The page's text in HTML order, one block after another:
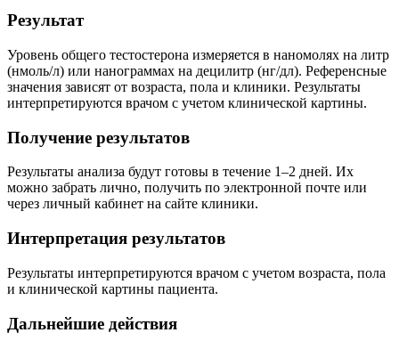
Результат
Уровень общего тестостерона измеряется в наномолях на литр
(нмоль/л) или нанограммах на децилитр (нг/дл). Референсные
значения зависят от возраста, пола и клиники. Результаты
интерпретируются врачом с учетом клинической картины.
Получение результатов
Результаты анализа будут готовы в течение 1–2 дней. Их
можно забрать лично, получить по электронной почте или
через личный кабинет на сайте клиники.
Интерпретация результатов
Результаты интерпретируются врачом с учетом возраста, пола
и клинической картины пациента.
Дальнейшие действия